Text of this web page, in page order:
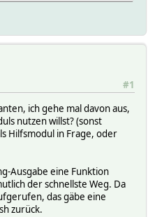
#1
ich gehe mal davon aus,
nutzen willst? (sonst
Hilfsmodul in Frage, oder
Ausgabe eine Funktion
der schnellste Weg. Da
das gäbe eine
zurück.